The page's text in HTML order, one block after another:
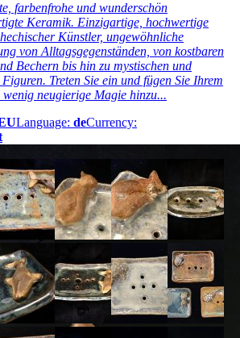
farbenfrohe und wunderschön
Keramik. Einzigartige, hochwertige
Künstler, ungewöhnliche
von Alltagsgegenständen, von kostbaren
Bechern bis hin zu mystischen und
Treten Sie ein und fügen Sie Ihrem
wenig neugierige Magie hinzu...
Language: deCurrency: